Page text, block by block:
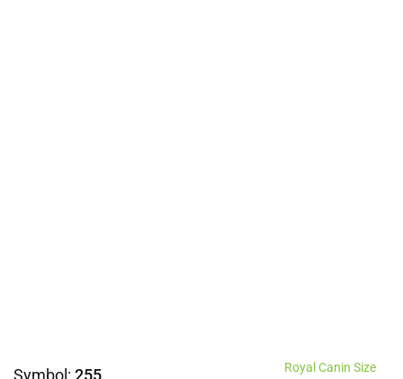
Royal Canin Size